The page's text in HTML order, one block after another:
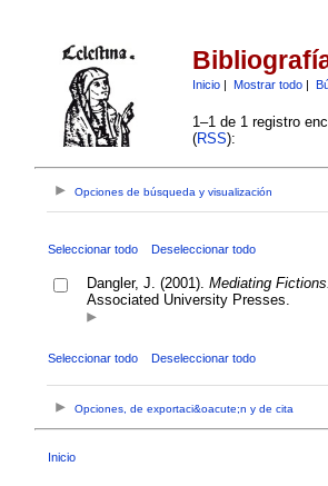
Inicio| Mostrar todo|
1–1 de 1 registro
(RSS):
Opciones de búsqueda y visualización
Seleccionar todo Deseleccionar todo
Dangler, J. (2001). Mediating
Associated University Presses.
Seleccionar todo Deseleccionar todo
Opciones, de exportaci&oacute;n y de cita
Inicio